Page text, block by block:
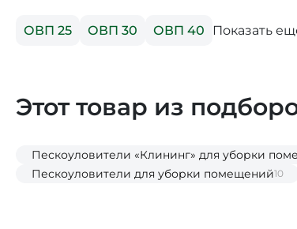
ОВП 25 ОВП 30 ОВП 40 Показать
Этот товар из
Пескоуловители «Клининг» для уборки
Пескоуловители для уборки помещений10